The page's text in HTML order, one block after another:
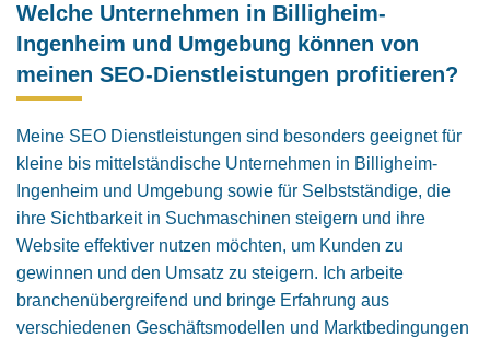
Welche Unternehmen in Billigheim-
Ingenheim und Umgebung können von
meinen SEO-Dienstleistungen profitieren?
Meine SEO Dienstleistungen sind besonders geeignet für
kleine bis mittelständische Unternehmen in Billigheim-
Ingenheim und Umgebung sowie für Selbstständige, die
ihre Sichtbarkeit in Suchmaschinen steigern und ihre
Website effektiver nutzen möchten, um Kunden zu
gewinnen und den Umsatz zu steigern. Ich arbeite
branchenübergreifend und bringe Erfahrung aus
verschiedenen Geschäftsmodellen und Marktbedingungen